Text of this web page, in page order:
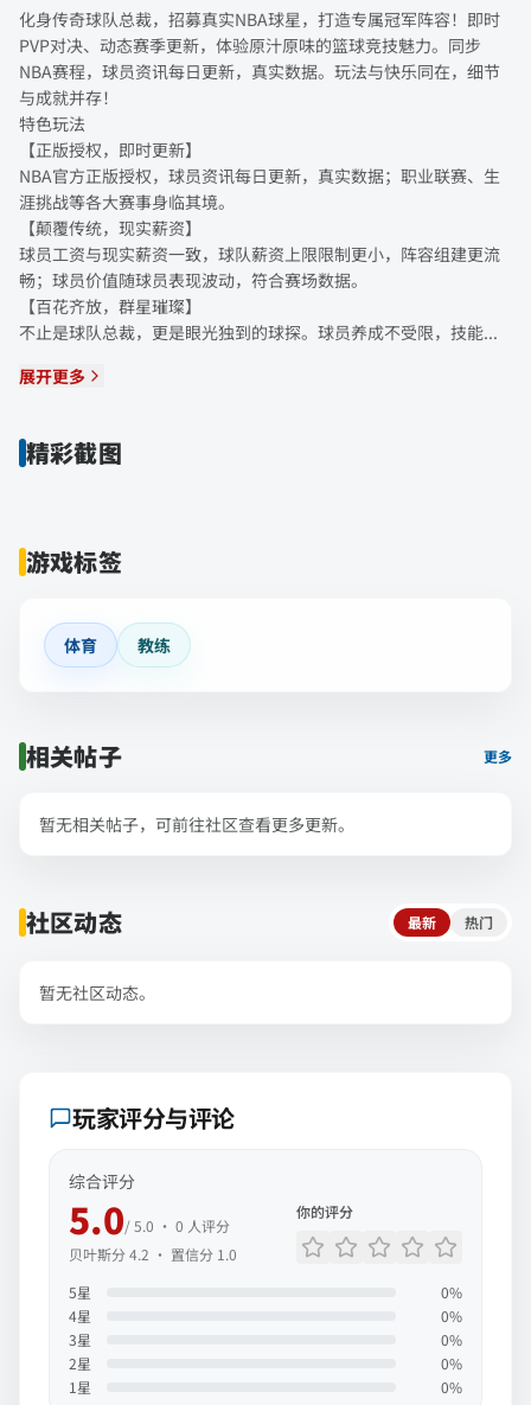
化身传奇球队总裁，招募真实NBA球星，打造专属冠军阵容！即时
PVP对决、动态赛季更新，体验原汁原味的篮球竞技魅力。同步
NBA赛程，球员资讯每日更新，真实数据。玩法与快乐同在，细节
与成就并存！
特色玩法
【正版授权，即时更新】
NBA官方正版授权，球员资讯每日更新，真实数据；职业联赛、生
涯挑战等各大赛事身临其境。
【颠覆传统，现实薪资】
球员工资与现实薪资一致，球队薪资上限限制更小，阵容组建更流
畅；球员价值随球员表现波动，符合赛场数据。
【百花齐放，群星璀璨】
不止是球队总裁，更是眼光独到的球探。球员养成不受限，技能...
展开更多
精彩截图
游戏标签
体育 教练
相关帖子 更多
暂无相关帖子，可前往社区查看更多更新。
社区动态 最新 热门
暂无社区动态。
玩家评分与评论
综合评分
5.0/ 5.0 · 0 人评分
贝叶斯分4.2 · 置信分 1.0
你的评分
5星 0%
4星 0%
3星 0%
2星 0%
1 星 0%